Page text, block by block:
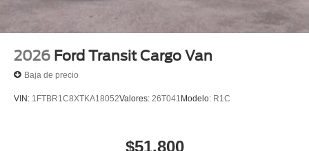
2026 Ford Transit Cargo Van
Baja de precio
VIN: 1FTBR1C8XTKA18052Valores: 26T041 Modelo: R1C
$51,800